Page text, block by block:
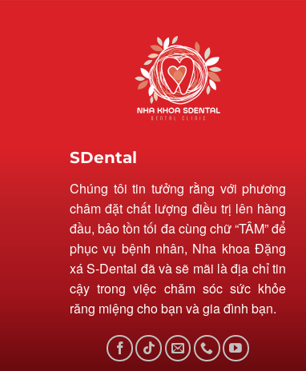
SDental
Chúng tôi tin tưởng rằng với phương
châm đặt chất lượng điều trị lên hàng
đầu, bảo tồn tối đa cùng chữ “TÂM” để
phục vụ bệnh nhân, Nha khoa Đặng
xá S-Dental đã và sẽ mãi là địa chỉ tin
cậy trong việc chăm sóc sức khỏe
răng miệng cho bạn và gia đình bạn.